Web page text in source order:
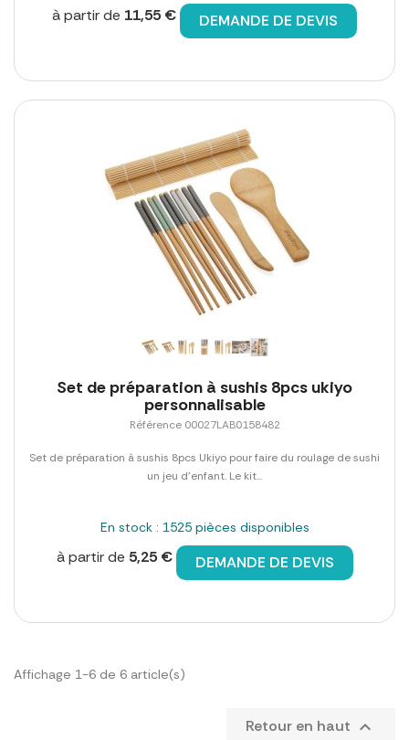
à partir de 11,55 € DEMANDE DE DEVIS
Set de préparation à sushis 8pcs ukiyo
personnalisable
Référence 00027LAB0158482
Set de préparation à sushis 8pcs Ukiyo pour faire du roulage de sushi
un jeu d'enfant. Le kit...
En stock : 1525 pièces disponibles
à partir de 5,25 € DEMANDE DE DEVIS
Affichage 1-6 de 6 article(s)
Retour en haut 